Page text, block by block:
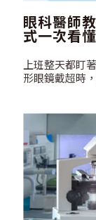
幹細胞端粒酶
酶活性和增殖
眼科醫師
式一次看懂
上班整天都盯
形眼鏡戴超時
的文明病之一
知道的治療方
大類型！80%
液品質不佳，
成乾眼症。双